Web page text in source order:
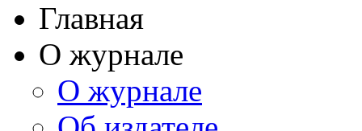
Главная
О журнале
О журнале